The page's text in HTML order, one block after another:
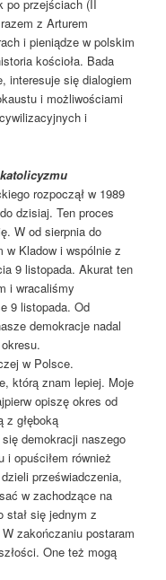
po przejściach (II
z Arturem
i pieniądze w polskim
kościoła. Bada
interesuje się dialogiem
i możliwościami
i
rozpoczął w 1989
dzisiaj. Ten proces
W od sierpnia do
w Kladow i wspólnie z
9 listopada. Akurat ten
i wracaliśmy
9 listopada. Od
demokracje nadal
w Polsce.
którą znam lepiej. Moje
opiszę okres od
z głęboką
demokracji naszego
i opuściłem również
przeświadczenia,
w zachodzące na
się jednym z
zakończaniu postaram
One też mogą